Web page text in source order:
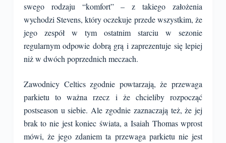
swego rodzaju “komfort” – z takiego założenia
wychodzi Stevens, który oczekuje przede wszystkim, że
jego zespół w tym ostatnim starciu w sezonie
regularnym odpowie dobrą grą i zaprezentuje się lepiej
niż w dwóch poprzednich meczach.
Zawodnicy Celtics zgodnie powtarzają, że przewaga
parkietu to ważna rzecz i że chcieliby rozpocząć
postseason u siebie. Ale zgodnie zaznaczają też, że jej
brak to nie jest koniec świata, a Isaiah Thomas wprost
mówi, że jego zdaniem ta przewaga parkietu nie jest